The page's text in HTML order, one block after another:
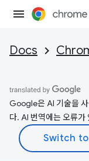
Docs
Google은 AI 기술을 사
다. AI 번역에는 오류가